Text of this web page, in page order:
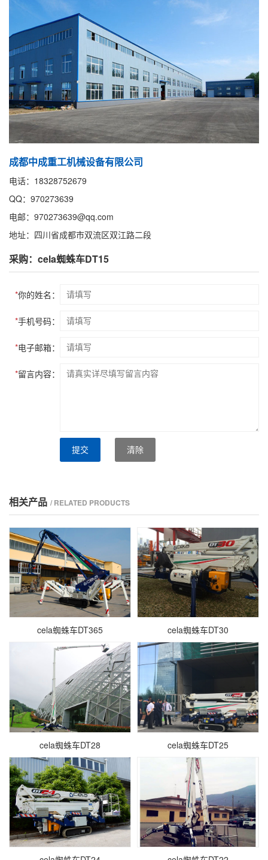
成都中成重工机械设备有限公司
电话：18328752679
QQ：970273639
电邮：970273639@qq.com
地址：四川省成都市双流区双江路二段
采购：cela蜘蛛车DT15
*你的姓名：
*手机号码：
*电子邮箱：
*留言内容：
提交 清除
相关产品 / RELATED PRODUCTS
cela蜘蛛车DT365 cela蜘蛛车DT30
cela蜘蛛车DT28 cela蜘蛛车DT25